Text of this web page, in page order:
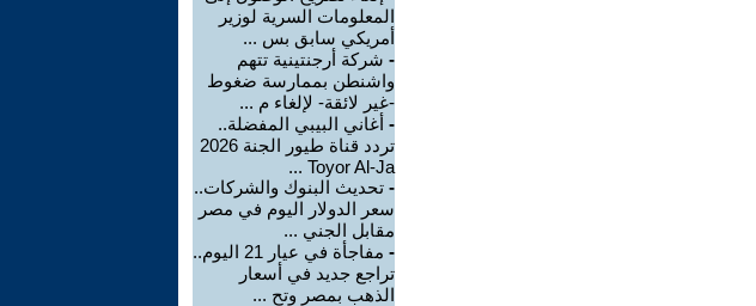
المعلومات السرية لوزير
أمريكي سابق بس ...
- شركة أرجنتينية تتهم
واشنطن بممارسة ضغوط
-غير لائقة- لإلغاء م ...
- أغاني البيبي المفضلة..
تردد قناة طيور الجنة 2026
Toyor Al-Ja ...
- تحديث البنوك والشركات..
سعر الدولار اليوم في مصر
مقابل الجني ...
-
مفاجأة في عيار 21 اليوم..
تراجع جديد في أسعار
الذهب بمصر وتح ...